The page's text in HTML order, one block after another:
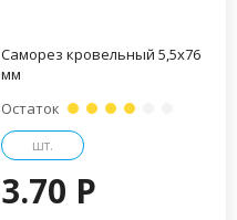
Саморез кровельный 5,5х76
мм
Остаток
шт.
3.70 P